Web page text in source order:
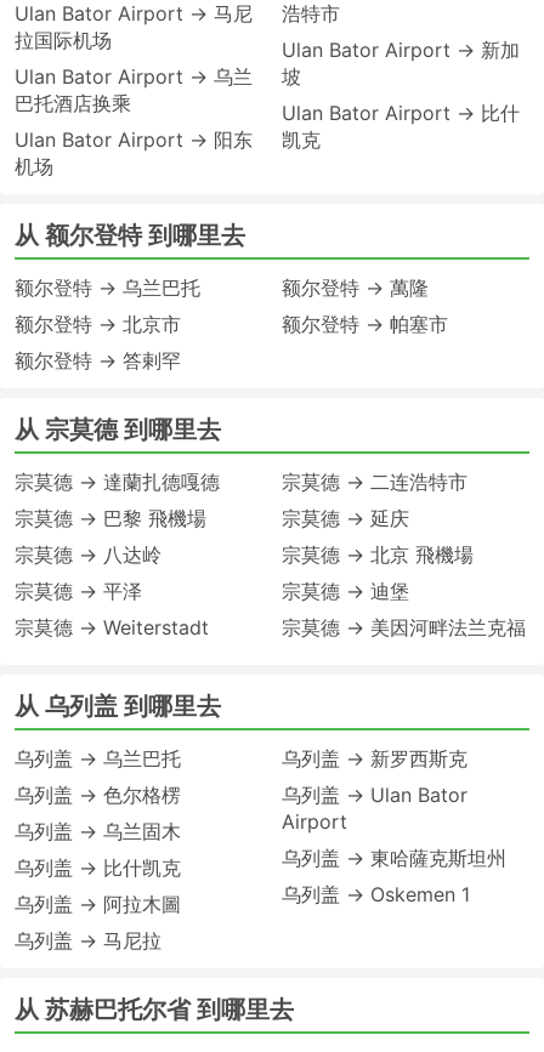
Ulan Bator Airport → 马尼
拉国际机场
Ulan Bator Airport → 乌兰
巴托酒店换乘
Ulan Bator Airport → 阳东
机场
浩特市
Ulan Bator Airport → 新加
坡
Ulan Bator Airport → 比什
凯克
从 额尔登特 到哪里去
额尔登特 → 乌兰巴托
额尔登特 → 北京市
额尔登特 → 答剌罕
额尔登特 → 萬隆
额尔登特 → 帕塞市
从 宗莫德 到哪里去
宗莫德 → 達蘭扎德嘎德
宗莫德 → 巴黎 飛機場
宗莫德 → 八达岭
宗莫德 → 平泽
宗莫德 → Weiterstadt
宗莫德 → 二连浩特市
宗莫德 → 延庆
宗莫德 → 北京 飛機場
宗莫德 → 迪堡
宗莫德 → 美因河畔法兰克福
从 乌列盖 到哪里去
乌列盖 → 乌兰巴托
乌列盖 → 色尔格楞
乌列盖 → 乌兰固木
乌列盖 → 比什凯克
乌列盖 → 阿拉木圖
乌列盖 → 马尼拉
乌列盖 → 新罗西斯克
乌列盖 → Ulan Bator
Airport
乌列盖 → 東哈薩克斯坦州
乌列盖 → Oskemen 1
从 苏赫巴托尔省 到哪里去